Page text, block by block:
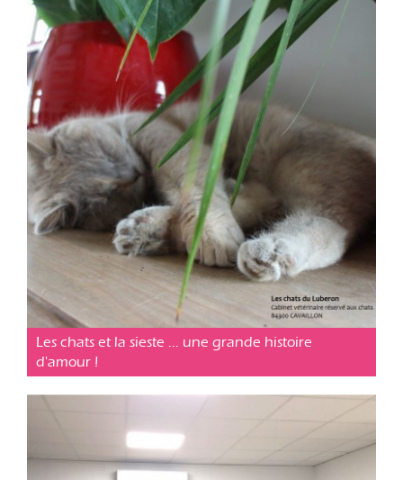
Cabinet vétérinaire Cavaillon
Posté le 18 mars 2019
Les chats et la sieste ... une grande histoire
d'amour !